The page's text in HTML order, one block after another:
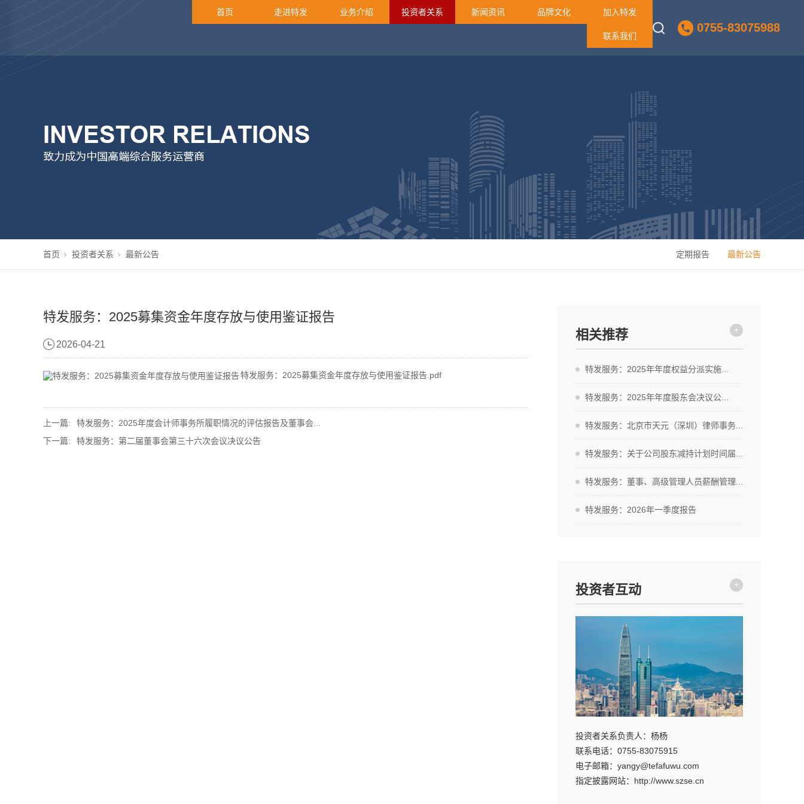
0755-83075988
首页 走进特发 业务介绍 投资者关系 新闻资讯 品牌文化 加入特发
联系我们
首页 投资者关系 最新公告 定期报告 最新公告
特发服务：2025募集资金年度存放与使用鉴证报告
2026-04-21
特发服务：2025募集资金年度存放与使用鉴证报告.pdf
上一篇:
特发服务：2025年度会计师事务所履职情况的评估报告及董事会...
下一篇:
特发服务：第二届董事会第三十六次会议决议公告
相关推荐 +
特发服务：2025年年度权益分派实施...
特发服务：2025年年度股东会决议公...
特发服务：北京市天元（深圳）律师事务...
特发服务：关于公司股东减持计划时间届...
特发服务：董事、高级管理人员薪酬管理...
特发服务：2026年一季度报告
投资者互动 +
投资者关系负责人：杨杨
联系电话：0755-83075915
电子邮箱：yangy@tefafuwu.com
指定披露网站：http://www.szse.cn